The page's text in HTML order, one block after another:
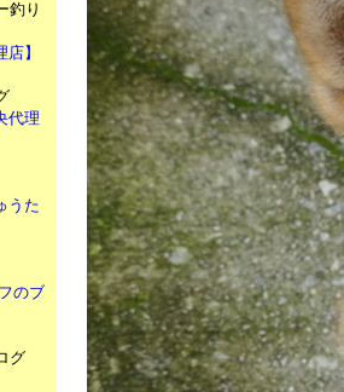
釣り
】
代理
うた
のブ
グ